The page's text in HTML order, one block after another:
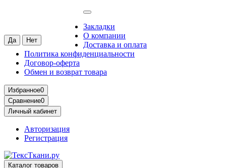
Закладки
О компании
Доставка и оплата
Политика конфиденциальности
Договор-оферта
Обмен и возврат товара
Избранное0
Сравнение0
Личный кабинет
Авторизация
Регистрация
Каталог товаров